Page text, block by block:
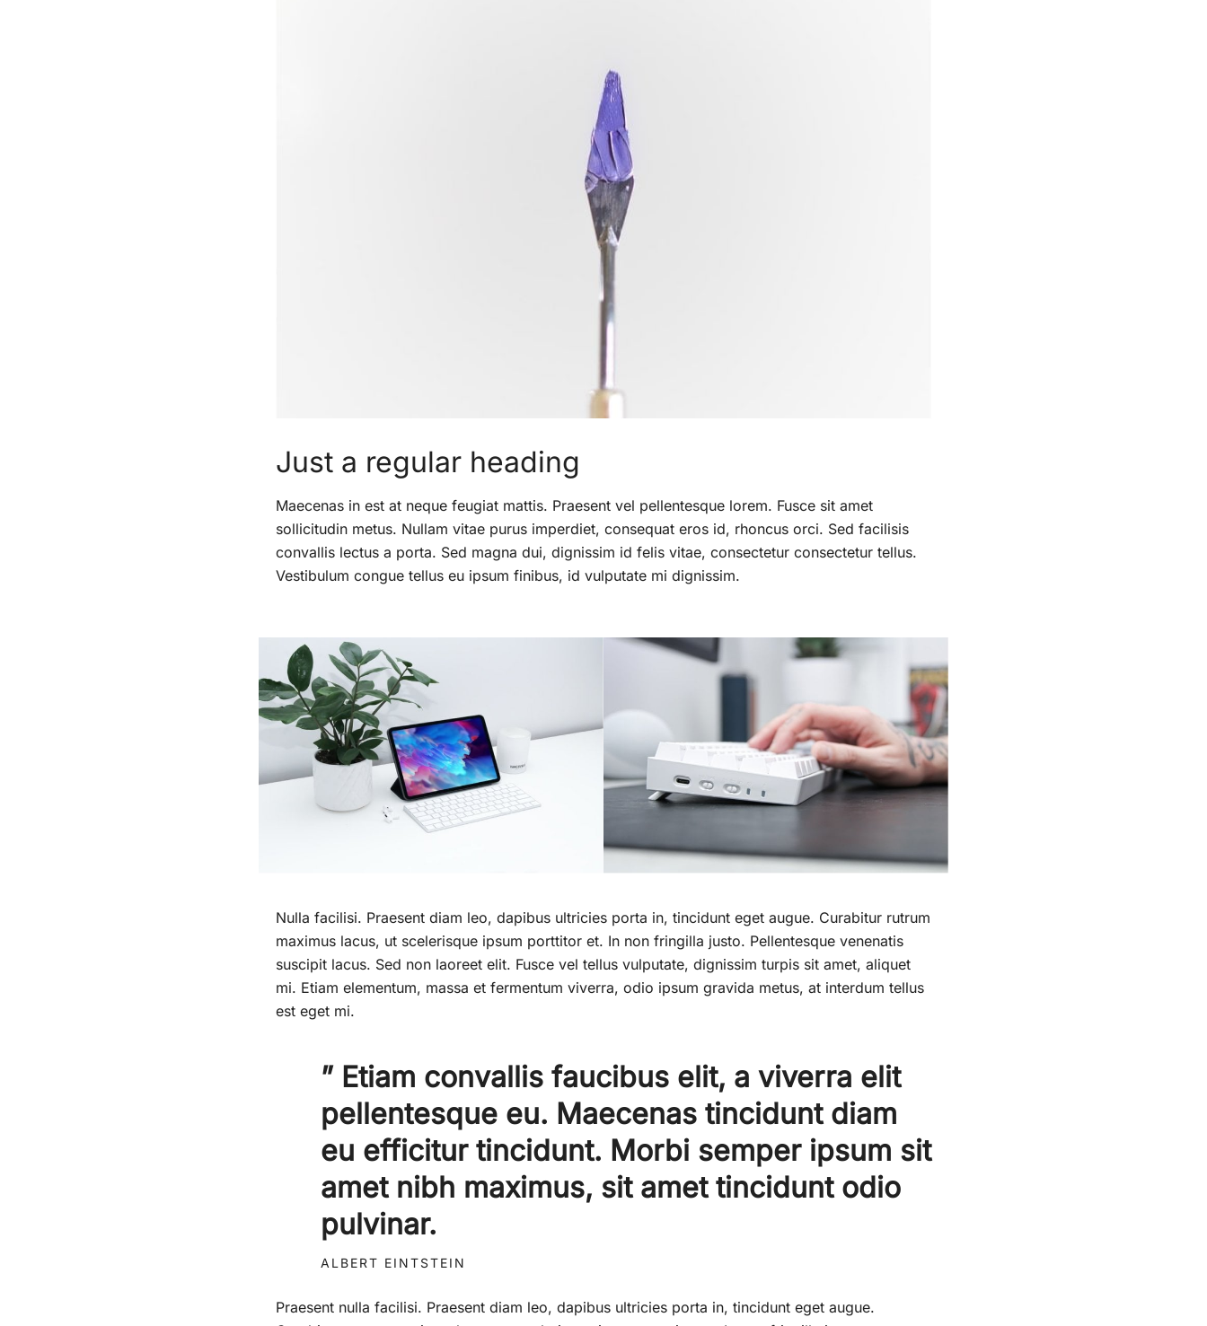
Just a regular heading
Maecenas in est at neque feugiat mattis. Praesent vel pellentesque lorem. Fusce sit amet
sollicitudin metus. Nullam vitae purus imperdiet, consequat eros id, rhoncus orci. Sed facilisis
convallis lectus a porta. Sed magna dui, dignissim id felis vitae, consectetur consectetur tellus.
Vestibulum congue tellus eu ipsum finibus, id vulputate mi dignissim.
Nulla facilisi. Praesent diam leo, dapibus ultricies porta in, tincidunt eget augue. Curabitur rutrum
maximus lacus, ut scelerisque ipsum porttitor et. In non fringilla justo. Pellentesque venenatis
suscipit lacus. Sed non laoreet elit. Fusce vel tellus vulputate, dignissim turpis sit amet, aliquet
mi. Etiam elementum, massa et fermentum viverra, odio ipsum gravida metus, at interdum tellus
est eget mi.
” Etiam convallis faucibus elit, a viverra elit
pellentesque eu. Maecenas tincidunt diam
eu efficitur tincidunt. Morbi semper ipsum sit
amet nibh maximus, sit amet tincidunt odio
pulvinar.
ALBERT EINTSTEIN
Praesent nulla facilisi. Praesent diam leo, dapibus ultricies porta in, tincidunt eget augue.